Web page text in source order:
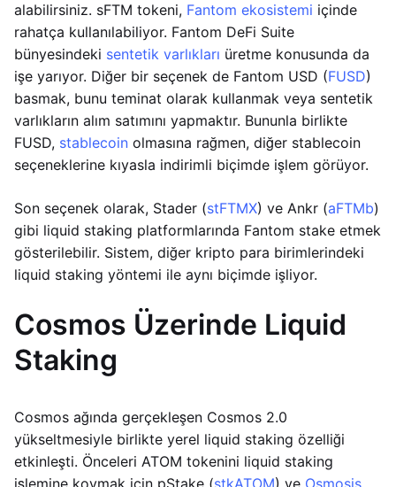
alabilirsiniz. sFTM tokeni, Fantom ekosistemi içinde
rahatça kullanılabiliyor. Fantom DeFi Suite
bünyesindeki sentetik varlıkları üretme konusunda da
işe yarıyor. Diğer bir seçenek de Fantom USD (FUSD)
basmak, bunu teminat olarak kullanmak veya sentetik
varlıkların alım satımını yapmaktır. Bununla birlikte
FUSD, stablecoin olmasına rağmen, diğer stablecoin
seçeneklerine kıyasla indirimli biçimde işlem görüyor.
Son seçenek olarak, Stader (stFTMX) ve Ankr (aFTMb)
gibi liquid staking platformlarında Fantom stake etmek
gösterilebilir. Sistem, diğer kripto para birimlerindeki
liquid staking yöntemi ile aynı biçimde işliyor.
Cosmos Üzerinde Liquid
Staking
Cosmos ağında gerçekleşen Cosmos 2.0
yükseltmesiyle birlikte yerel liquid staking özelliği
etkinleşti. Önceleri ATOM tokenini liquid staking
işlemine koymak için pStake (stkATOM) ve Osmosis